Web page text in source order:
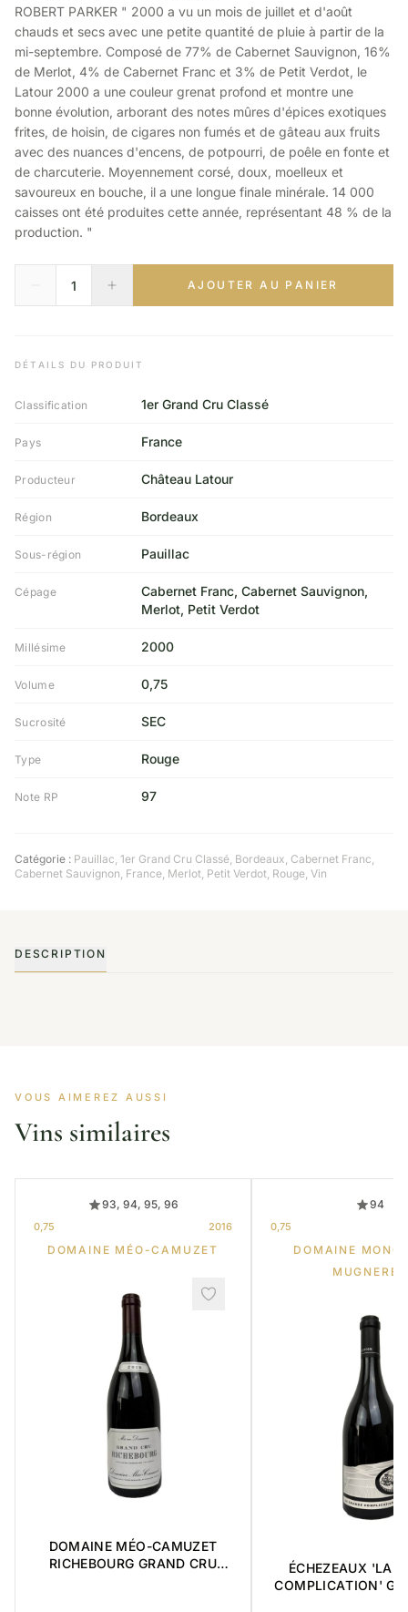
ROBERT PARKER " 2000 a vu un mois de juillet et d'août
chauds et secs avec une petite quantité de pluie à partir de la
mi-septembre. Composé de 77% de Cabernet Sauvignon, 16%
de Merlot, 4% de Cabernet Franc et 3% de Petit Verdot, le
Latour 2000 a une couleur grenat profond et montre une
bonne évolution, arborant des notes mûres d'épices exotiques
frites, de hoisin, de cigares non fumés et de gâteau aux fruits
avec des nuances d'encens, de potpourri, de poêle en fonte et
de charcuterie. Moyennement corsé, doux, moelleux et
savoureux en bouche, il a une longue finale minérale. 14 000
caisses ont été produites cette année, représentant 48 % de la
production. "
AJOUTER AU PANIER
DÉTAILS DU PRODUIT
Classification 1er Grand Cru Classé
Pays France
Producteur Château Latour
Région Bordeaux
Sous-région Pauillac
Cépage
Cabernet Franc, Cabernet Sauvignon,
Merlot, Petit Verdot
Millésime 2000
Volume 0,75
Sucrosité SEC
Type Rouge
Note RP 97
Catégorie : Pauillac, 1er Grand Cru Classé, Bordeaux, Cabernet Franc,
Cabernet Sauvignon, France, Merlot, Petit Verdot, Rouge, Vin
DESCRIPTION
VOUS AIMEREZ AUSSI
Vins similaires
93, 94, 95, 96
0,75 2016
DOMAINE MÉO-CAMUZET
DOMAINE MÉO-CAMUZET
RICHEBOURG GRAND CRU
94
0,75
DOMAINE
MUGNERET
ÉCHEZEAUX 'LA
COMPLICATION'